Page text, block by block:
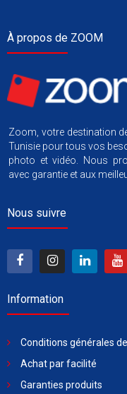
À propos de ZOOM
Zoom, votre destination
Tunisie pour tous vos
photo et vidéo. Nous
avec garantie et aux
Nous suivre
Information
Conditions générales
Achat par facilité
Garanties produits